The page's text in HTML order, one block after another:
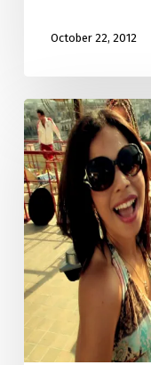
October 22, 2012
Fiesta
cubana
con
Anacaona